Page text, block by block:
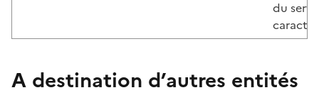
du
A destination d’autres entités